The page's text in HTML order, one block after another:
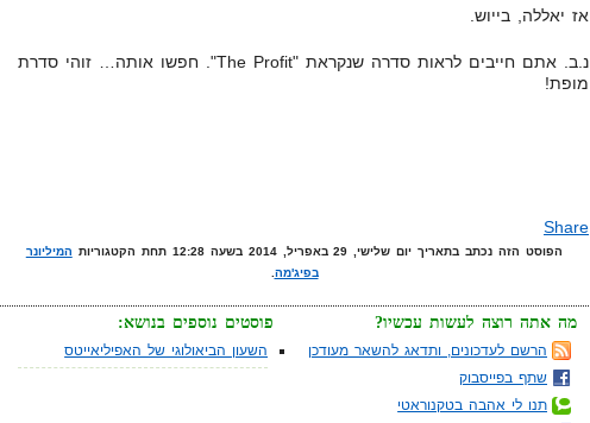
אז יאללה, בייוש.
נ.ב. אתם חייבים לראות סדרה שנקראת "The Profit". חפשו אותה… זוהי סדרת
מופת!
Share
הפוסט הזה נכתב בתאריך יום שלישי, 29 באפריל, 2014 בשעה 12:28 תחת הקטגוריות
המיליונר
בפיג'מה.
פוסטים נוספים בנושא:
השעון הביאולוגי של האפיליאייטס
מה אתה רוצה לעשות עכשיו?
הרשם לעדכונים, ותדאג להשאר מעודכן
שתף בפייסבוק
תנו לי אהבה בטקנוראטי